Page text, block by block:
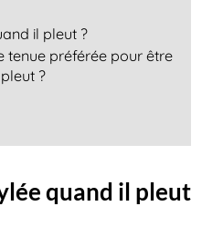
il pleut ?
tenue préférée pour être
?
quand il pleut